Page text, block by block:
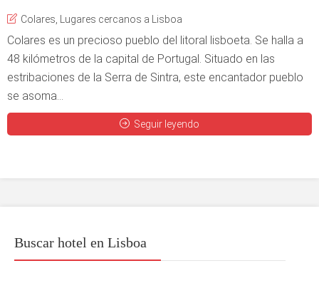
Colares, Lugares cercanos a Lisboa
Colares es un precioso pueblo del litoral lisboeta. Se halla a
48 kilómetros de la capital de Portugal. Situado en las
estribaciones de la Serra de Sintra, este encantador pueblo
se asoma...
Seguir leyendo
Buscar hotel en Lisboa